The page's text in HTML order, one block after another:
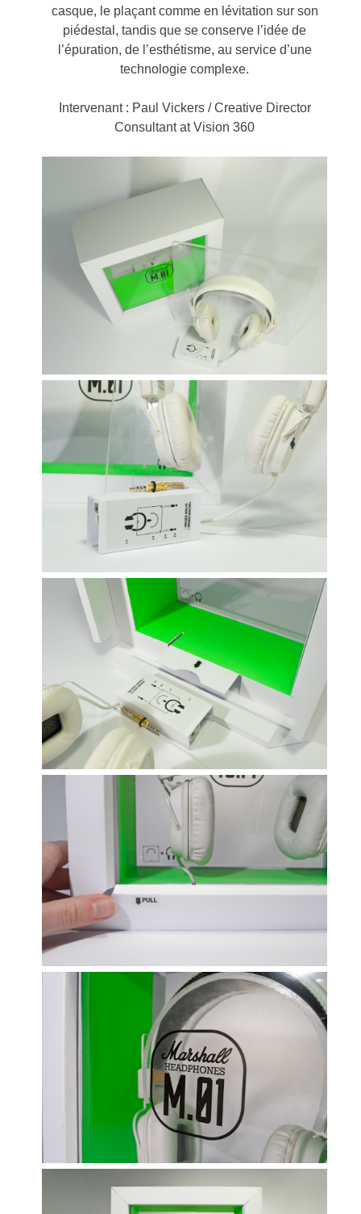
casque, le plaçant comme en lévitation sur son
piédestal, tandis que se conserve l’idée de
l’épuration, de l’esthétisme, au service d’une
technologie complexe.
Intervenant : Paul Vickers / Creative Director
Consultant at Vision 360